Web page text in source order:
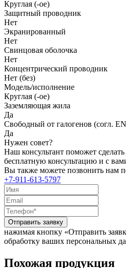
Круглая (-ое)
Защитный проводник
Нет
Экранированный
Нет
Свинцовая оболочка
Нет
Концентрический проводник
Нет (без)
Модель/исполнение
Круглая (-ое)
Заземляющая жила
Да
Свободный от галогенов (согл.
Да
Нужен совет?
Наш консультант поможет сделать
бесплатную консультацию и с
Вы также можете позвонить нам
+7-911-613-5797
Отправить заявку
нажимая кнопку «Отправить
обработку ваших персональных
Похожая продукция